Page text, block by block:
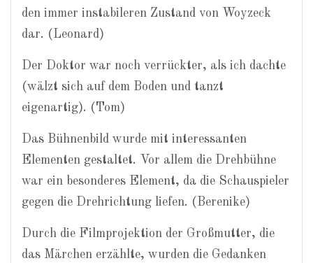
den immer instabileren Zustand von Woyzeck
dar. (Leonard)
Der Doktor war noch verrückter, als ich dachte
(wälzt sich auf dem Boden und tanzt
eigenartig). (Tom)
Das Bühnenbild wurde mit interessanten
Elementen gestaltet. Vor allem die Drehbühne
war ein besonderes Element, da die Schauspieler
gegen die Drehrichtung liefen. (Berenike)
Durch die Filmprojektion der Großmutter, die
das Märchen erzählte, wurden die Gedanken